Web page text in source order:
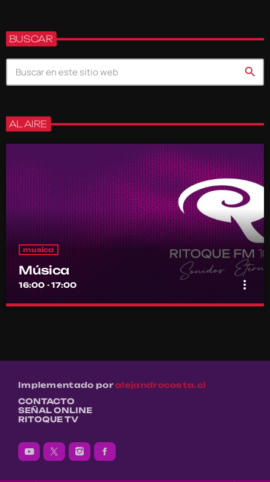
BUSCAR
search
AL AIRE
musica
Música
16:00 - 17:00 more_vert
Música
Implementado poralejandrocosta.cl
CONTACTO
SEÑAL ONLINE
RITOQUE TV